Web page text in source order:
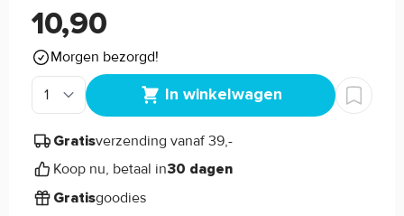
10,90
Morgen bezorgd!
In winkelwagen
Gratisverzending vanaf 39,-
Koop nu, betaal in30 dagen
Gratisgoodies